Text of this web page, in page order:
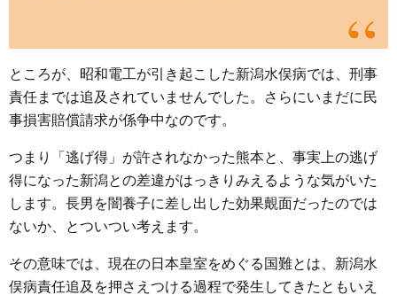
ところが、昭和電工が引き起こした新潟水俣病では、刑事
責任までは追及されていませんでした。さらにいまだに民
事損害賠償請求が係争中なのです。
つまり「逃げ得」が許されなかった熊本と、事実上の逃げ
得になった新潟との差違がはっきりみえるような気がいた
します。長男を闇養子に差し出した効果覿面だったのでは
ないか、とついつい考えます。
その意味では、現在の日本皇室をめぐる国難とは、新潟水
俣病責任追及を押さえつける過程で発生してきたともいえ